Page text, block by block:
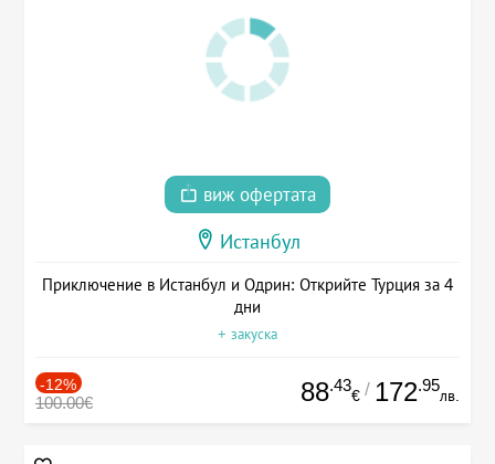
виж офертата
Истанбул
Приключение в Истанбул и Одрин: Открийте Турция за 4
дни
+ закуска
-12%
100.00€ 88.43
€ / 172.95
лв.